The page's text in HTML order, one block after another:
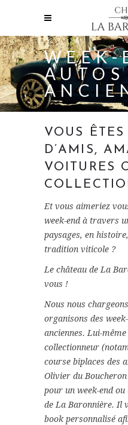
WEEK-
AUTOS
VOUS
D’AMIS,
VOITURES
Et vous aimeriez
week-end à travers
paysages, en
tradition viticole ?
Le château de La
vous !
Nous nous
organisons des
anciennes. Lui-
collectionneur
course biplaces des
Olivier du
pour un week-end
de La Baronnière. Il
book personnalisé